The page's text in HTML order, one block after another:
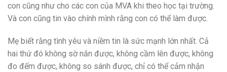
con cũng như cho các con của MVA khi theo học tại trường.
Và con cũng tin vào chính mình rằng con có thể làm được.
Mẹ biết rằng tình yêu và niềm tin là sức mạnh lớn nhất. Cả
hai thứ đó không sờ nắn được, không cầm lên được, không
đo đếm được, không so sánh được, chỉ có thể cảm nhận